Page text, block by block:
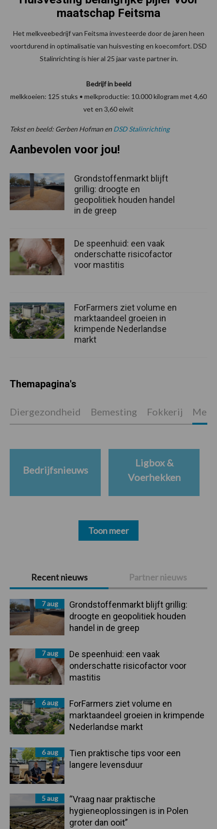
maatschap Feitsma
Het melkveebedrijf van Feitsma investeerde door de jaren heen
voortdurend in optimalisatie van huisvesting en koecomfort. DSD
Stalinrichting is hier al 25 jaar vaste partner in.
Bedrijf in beeld
melkkoeien: 125 stuks • melkproductie: 10.000 kilogram met 4,60
vet en 3,60 eiwit
Tekst en beeld: Gerben Hofman en DSD Stalinrichting
Primaire
Sidebar
Recent nieuws Partner nieuws
7 aug
Grondstoffenmarkt blijft grillig:
droogte en geopolitiek houden
handel in de greep
7 aug
De speenhuid: een vaak
onderschatte risicofactor voor
mastitis
6 aug
ForFarmers ziet volume en
marktaandeel groeien in krimpende
Nederlandse markt
6 aug
Tien praktische tips voor een
langere levensduur
5 aug
“Vraag naar praktische
hygieneoplossingen is in Polen
groter dan ooit”
Aanbevolen voor jou!
Grondstoffenmarkt blijft
grillig: droogte en
geopolitiek houden handel
in de greep
De speenhuid: een vaak
onderschatte risicofactor
voor mastitis
ForFarmers ziet volume en
marktaandeel groeien in
krimpende Nederlandse
markt
Themapagina's
Diergezondheid Bemesting Fokkerij
Bedrijfsnieuws
Ligbox &
Voerhekken
Toon meer